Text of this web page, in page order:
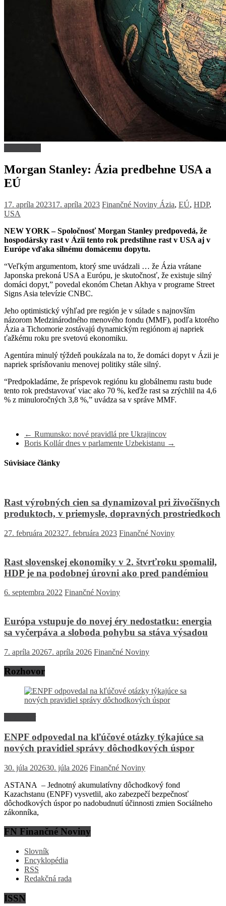
Morgan Stanley: Ázia predbehne USA a
EÚ
17. apríla 202317. apríla 2023 Finančné Noviny Ázia, EÚ, HDP,
USA
NEW YORK – Spoločnosť Morgan Stanley predpovedá, že
hospodársky rast v Ázii tento rok predstihne rast v USA aj v
Európe vďaka silnému domácemu dopytu.
“Veľkým argumentom, ktorý sme uvádzali … že Ázia vrátane
Japonska prekoná USA a Európu, je skutočnosť, že existuje silný
domáci dopyt,” povedal ekonóm Chetan Akhya v programe Street
Signs Asia televízie CNBC.
Jeho optimistický výhľad pre región je v súlade s najnovším
názorom Medzinárodného menového fondu (MMF), podľa ktorého
Ázia a Tichomorie zostávajú dynamickým regiónom aj napriek
ťažkému roku pre svetovú ekonomiku.
Agentúra minulý týždeň poukázala na to, že domáci dopyt v Ázii je
napriek sprísňovaniu menovej politiky stále silný.
“Predpokladáme, že príspevok regiónu ku globálnemu rastu bude
tento rok predstavovať viac ako 70 %, keďže rast sa zrýchlil na 4,6
% z minuloročných 3,8 %,” uvádza sa v správe MMF.
← Rumunsko: nové pravidlá pre Ukrajincov
Boris Kollár dnes v parlamente Uzbekistanu →
Súvisiace články
Rast výrobných cien sa dynamizoval pri živočíšnych
produktoch, v priemysle, dopravných prostriedkoch
27. februára 202327. februára 2023 Finančné Noviny
Rast slovenskej ekonomiky v 2. štvrťroku spomalil,
HDP je na podobnej úrovni ako pred pandémiou
6. septembra 2022 Finančné Noviny
Európa vstupuje do novej éry nedostatku: energia
sa vyčerpáva a sloboda pohybu sa stáva výsadou
7. apríla 20267. apríla 2026 Finančné Noviny
Rozhovor
ENPF odpovedal na kľúčové otázky týkajúce sa
nových pravidiel správy dôchodkových úspor
30. júla 202630. júla 2026 Finančné Noviny
ASTANA – Jednotný akumulatívny dôchodkový fond
Kazachstanu (ENPF) vysvetlil, ako zabezpečí bezpečnosť
dôchodkových úspor po nadobudnutí účinnosti zmien Sociálneho
zákonníka,
FN Finančné Noviny
Slovník
Encyklopédia
RSS
Redakčná rada
ISSN